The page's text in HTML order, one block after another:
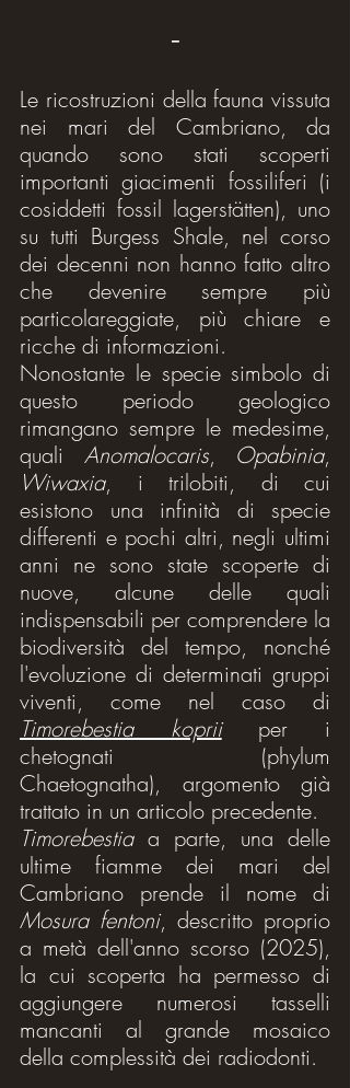
-
Le ricostruzioni della fauna vissuta
nei mari del Cambriano, da
quando sono stati scoperti
importanti giacimenti fossiliferi (i
cosiddetti fossil lagerstätten), uno
su tutti Burgess Shale, nel corso
dei decenni non hanno fatto altro
che devenire sempre più
particolareggiate, più chiare e
ricche di informazioni.
Nonostante le specie simbolo di
questo periodo geologico
rimangano sempre le medesime,
quali Anomalocaris, Opabinia
Wiwaxia, i trilobiti, di cui
esistono una infinità di specie
differenti e pochi altri, negli ultimi
anni ne sono state scoperte di
nuove, alcune delle quali
indispensabili per comprendere la
biodiversità del tempo, nonché
l'evoluzione di determinati gruppi
Timorebestia koprii per i
chetognati (phylum
Chaetognatha), argomento già
trattato in un articolo precedente.
Timorebestia a parte, una delle
ultime fiamme dei mari del
Mosura fentoni, descritto proprio
a metà dell'anno scorso (2025),
la cui scoperta ha permesso di
aggiungere numerosi tasselli
mancanti al grande mosaico
della complessità dei radiodonti.